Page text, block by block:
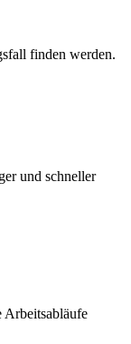
finden werden.
und schneller
Arbeitsabläufe